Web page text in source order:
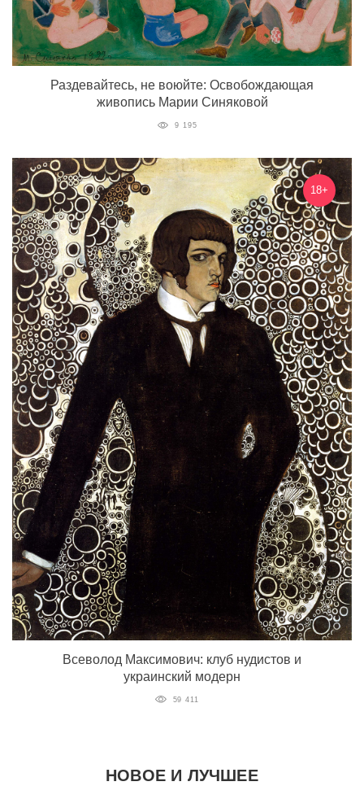
Раздевайтесь, не воюйте: Освобождающая
живопись Марии Синяковой
9 195
18+
Всеволод Максимович: клуб нудистов и
украинский модерн
59 411
НОВОЕ И ЛУЧШЕЕ